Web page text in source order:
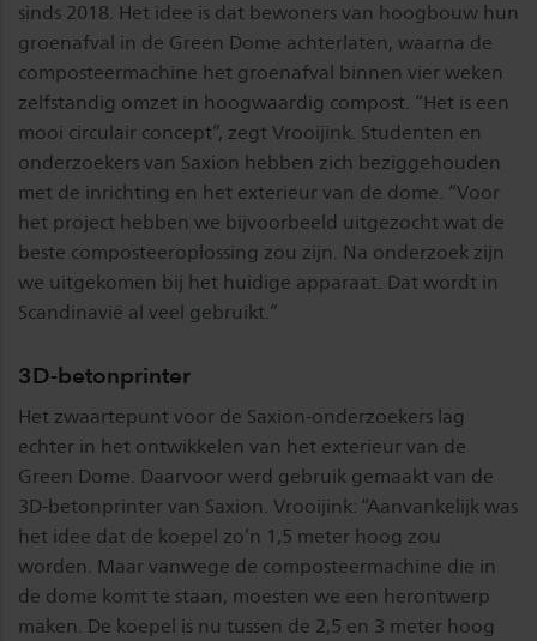
sinds 2018. Het idee is dat bewoners van hoogbouw hun
groenafval in de Green Dome achterlaten, waarna de
composteermachine het groenafval binnen vier weken
zelfstandig omzet in hoogwaardig compost. “Het is een
mooi circulair concept”, zegt Vrooijink. Studenten en
onderzoekers van Saxion hebben zich beziggehouden
met de inrichting en het exterieur van de dome. “Voor
het project hebben we bijvoorbeeld uitgezocht wat de
beste composteeroplossing zou zijn. Na onderzoek zijn
we uitgekomen bij het huidige apparaat. Dat wordt in
Scandinavië al veel gebruikt.”
3D-betonprinter
Het zwaartepunt voor de Saxion-onderzoekers lag
echter in het ontwikkelen van het exterieur van de
Green Dome. Daarvoor werd gebruik gemaakt van de
3D-betonprinter van Saxion. Vrooijink: “Aanvankelijk was
het idee dat de koepel zo’n 1,5 meter hoog zou
worden. Maar vanwege de composteermachine die in
de dome komt te staan, moesten we een herontwerp
maken. De koepel is nu tussen de 2,5 en 3 meter hoog